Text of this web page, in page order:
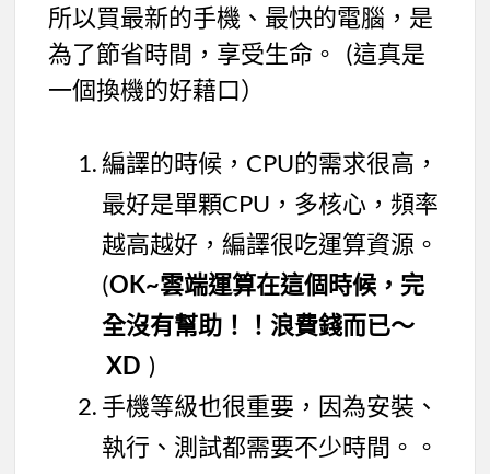
所以買最新的手機、最快的電腦，是
為了節省時間，享受生命。 (這真是
一個換機的好藉口）
編譯的時候，CPU的需求很高，
最好是單顆CPU，多核心，頻率
越高越好，編譯很吃運算資源。
(OK~雲端運算在這個時候，完
全沒有幫助！！浪費錢而已～
XD )
手機等級也很重要，因為安裝、
執行、測試都需要不少時間。。